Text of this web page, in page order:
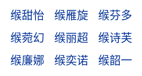
缑甜怡
缑雁旋 缑芬多
缑菀幻
缑丽超 缑诗芙
缑廉娜
缑奕诺 缑韶一